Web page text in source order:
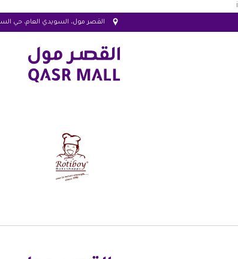
i
القصر مول، السويدي العام، حي